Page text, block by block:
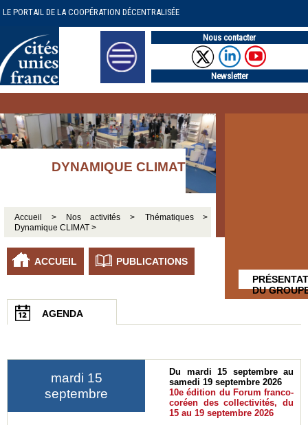
LE PORTAIL DE LA COOPÉRATION DÉCENTRALISÉE
Nous contacter
Newsletter
DYNAMIQUE CLIMAT
Accueil > Nos activités >
Thématiques >
Dynamique CLIMAT >
DU
ACCUEIL PUBLICATIONS
AGENDA
mardi 15
septembre
Du mardi 15 septembre au
samedi 19 septembre 2026
10e édition du Forum franco-
coréen des collectivités, du
15 au 19 septembre 2026